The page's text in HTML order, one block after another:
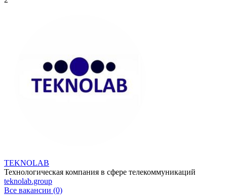
TEKNOLAB
Технологическая компания в сфере телекоммуникаций
teknolab.group
Все вакансии (0)